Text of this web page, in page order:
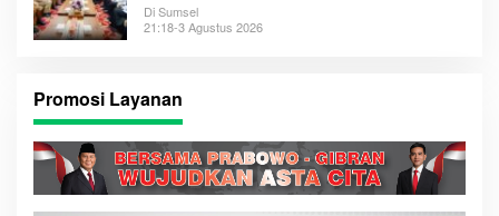
Di Sumsel
21:18-3 Agustus 2026
Promosi Layanan